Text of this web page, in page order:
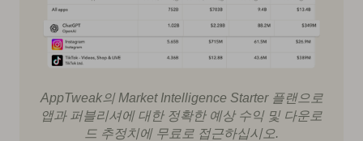
AppTweak의 Market Intelligence Starter 플랜으로
앱과 퍼블리셔에 대한 정확한 예상 수익 및 다운로
드 추정치에 무료로 접근하십시오.